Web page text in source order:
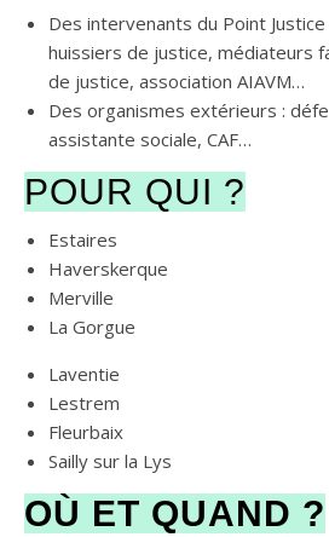
Des intervenants du Point
huissiers de justice, médiateurs
de justice, association AIAVM…
Des organismes extérieurs :
assistante sociale, CAF…
POUR QUI ?
Estaires
Haverskerque
Merville
La Gorgue
Laventie
Lestrem
Fleurbaix
Sailly sur la Lys
OÙ ET QUAND ?